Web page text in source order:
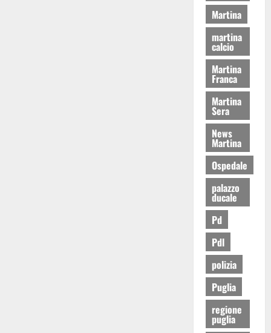
Martina
martina
calcio
Martina
Franca
Martina
Sera
News
Martina
Ospedale
palazzo
ducale
Pd
Pdl
polizia
Puglia
regione
puglia